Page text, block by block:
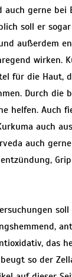
auch gerne bei
soll er
außerdem
wirken.
für die Haut,
Durch die
helfen. Auch
auch
auch
das
so der